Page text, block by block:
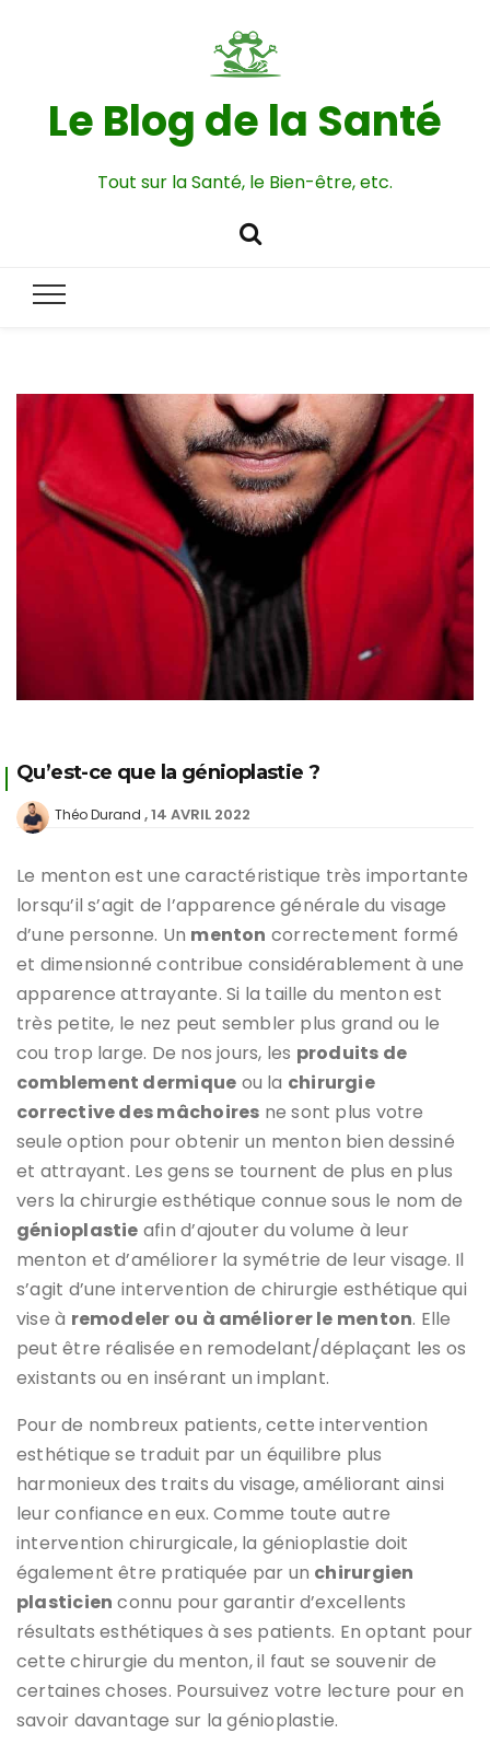
Le Blog de la Santé
Tout sur la Santé, le Bien-être, etc.
Qu’est-ce que la génioplastie ?
Théo Durand 14 AVRIL 2022
Le menton est une caractéristique très importante
lorsqu’il s’agit de l’apparence générale du visage
d’une personne. Un menton correctement formé
et dimensionné contribue considérablement à une
apparence attrayante. Si la taille du menton est
très petite, le nez peut sembler plus grand ou le
cou trop large. De nos jours, les produits de
comblement dermique ou la chirurgie
corrective des mâchoires ne sont plus votre
seule option pour obtenir un menton bien dessiné
et attrayant. Les gens se tournent de plus en plus
vers la chirurgie esthétique connue sous le nom de
génioplastie afin d’ajouter du volume à leur
menton et d’améliorer la symétrie de leur visage. Il
s’agit d’une intervention de chirurgie esthétique qui
vise à remodeler ou à améliorer le menton. Elle
peut être réalisée en remodelant/déplaçant les os
existants ou en insérant un implant.
Pour de nombreux patients, cette intervention
esthétique se traduit par un équilibre plus
harmonieux des traits du visage, améliorant ainsi
leur confiance en eux. Comme toute autre
intervention chirurgicale, la génioplastie doit
également être pratiquée par un chirurgien
plasticien connu pour garantir d’excellents
résultats esthétiques à ses patients. En optant pour
cette chirurgie du menton, il faut se souvenir de
certaines choses. Poursuivez votre lecture pour en
savoir davantage sur la génioplastie.